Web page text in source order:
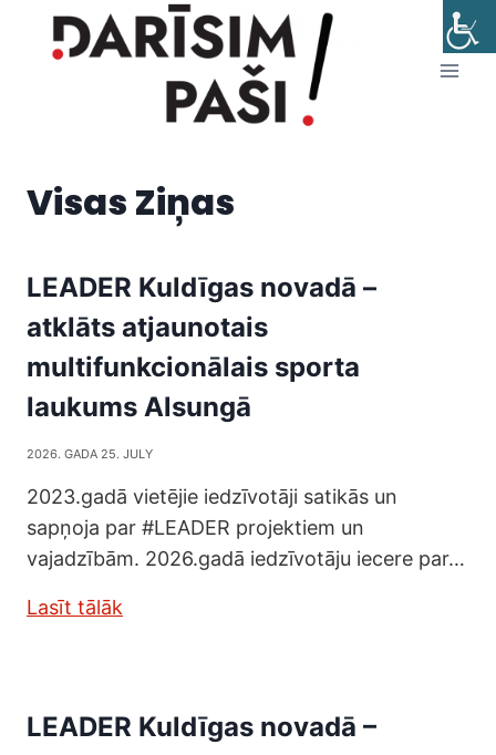
Visas Ziņas
LEADER Kuldīgas novadā –
atklāts atjaunotais
multifunkcionālais sporta
laukums Alsungā
2026. GADA 25. JULY
2023.gadā vietējie iedzīvotāji satikās un
sapņoja par #LEADER projektiem un
vajadzībām. 2026.gadā iedzīvotāju iecere par…
Lasīt tālāk
LEADER Kuldīgas novadā –